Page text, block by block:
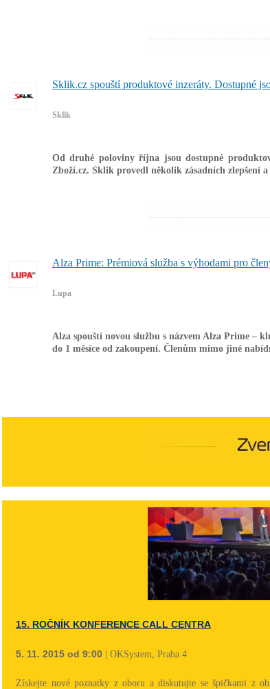
Sklik.cz spouští produktové inzeráty. Dostupné
Sklik
Od druhé poloviny října jsou dostupné
Zboží.cz. Sklik provedl několik zásadních zlepšení
Alza Prime: Prémiová služba s výhodami pro
Lupa
Alza spouští novou službu s názvem Alza Prime –
do 1 měsíce od zakoupení. Členům mimo jiné
15. ROČNÍK KONFERENCE CALL CENTRA
5. 11. 2015 od 9:00 | OKSystem, Praha 4
Získejte nové poznatky z oboru a diskutujte se špičkami z